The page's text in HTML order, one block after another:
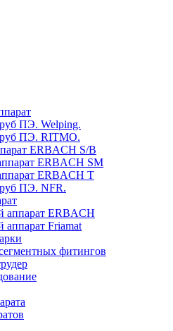
ПЭ. Welping.
ПЭ. RITMO.
ERBACH S/B
ERBACH SM
ERBACH T
ПЭ. NFR.
аппарат ERBACH
Friamat
фитингов